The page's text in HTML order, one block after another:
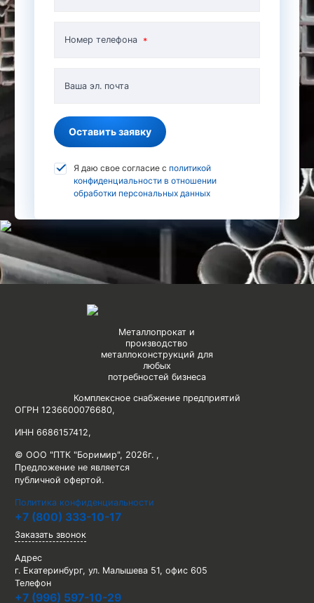
Номер телефона
Ваша эл. почта
Оставить заявку
Я даю свое согласие с политикой
конфиденциальности в отношении
обработки персональных данных
Металлопрокат и
производство
металлоконструкций для
любых
потребностей бизнеса
Комплексное снабжение предприятий
ОГРН 1236600076680,
ИНН 6686157412,
© ООО "ПТК "Боримир", 2026г. ,
Предложение не является
публичной офертой.
Политика конфиденциальности
+7 (800) 333-10-17
Заказать звонок
Адрес
г. Екатеринбург, ул. Малышева 51, офис 605
Телефон
+7 (996) 597-10-29